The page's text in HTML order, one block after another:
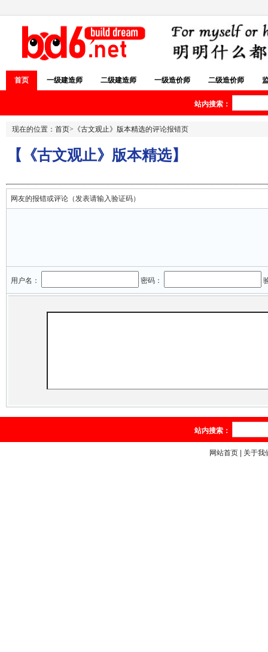
首页 一级建造师 二级建造师 一级造价师 二级造价师
站内搜索：
现在的位置： 首页> 《古文观止》版本精选的评论报错页
【《古文观止》版本精选】
网友的报错或评论（发表请输入验证码）
用户名： 密码：
站内搜索：
网站首页| 关于我